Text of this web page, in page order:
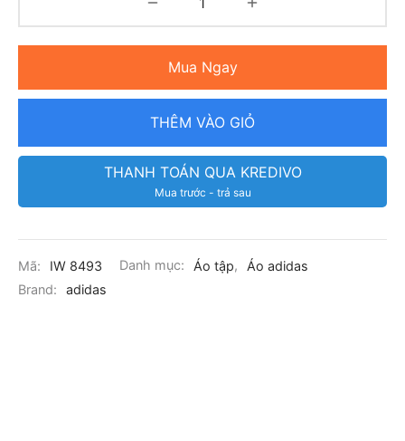
Mua Ngay
THÊM VÀO GIỎ
THANH TOÁN QUA KREDIVO
Mua trước - trả sau
Mã: IW 8493 Danh mục: Áo tập,
Áo adidas
Brand:
adidas